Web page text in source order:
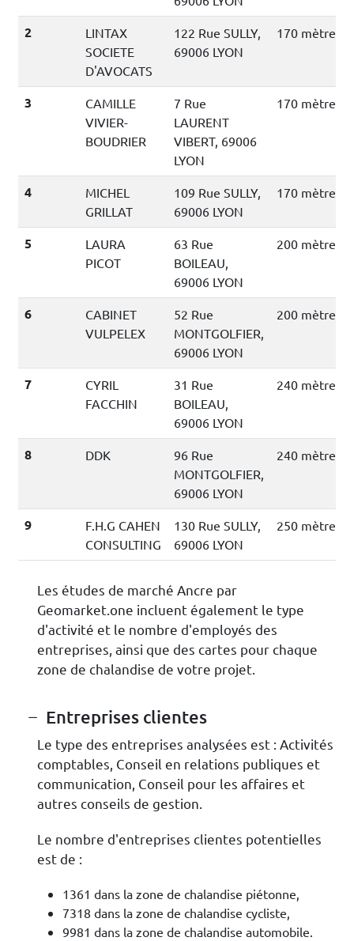
2
LINTAX
SOCIETE
D'AVOCATS
122 Rue SULLY,
69006 LYON
170 mètres
3
CAMILLE
VIVIER-
BOUDRIER
7 Rue
LAURENT
VIBERT, 69006
LYON
170 mètres
4
MICHEL
GRILLAT
109 Rue SULLY,
69006 LYON
170 mètres
5
LAURA
PICOT
63 Rue
BOILEAU,
69006 LYON
200 mètres
6
CABINET
VULPELEX
52 Rue
MONTGOLFIER,
69006 LYON
200 mètres
7
CYRIL
FACCHIN
31 Rue
BOILEAU,
69006 LYON
240 mètres
8 DDK
96 Rue
MONTGOLFIER,
69006 LYON
240 mètres
9
F.H.G CAHEN
CONSULTING
130 Rue SULLY,
69006 LYON
250 mètres
Les études de marché Ancre par
Geomarket.one incluent également le type
d'activité et le nombre d'employés des
entreprises, ainsi que des cartes pour chaque
zone de chalandise de votre projet.
Entreprises clientes
Le type des entreprises analysées est : Activités
comptables, Conseil en relations publiques et
communication, Conseil pour les affaires et
autres conseils de gestion.
Le nombre d'entreprises clientes potentielles
est de :
1361 dans la zone de chalandise piétonne,
7318 dans la zone de chalandise cycliste,
9981 dans la zone de chalandise automobile.